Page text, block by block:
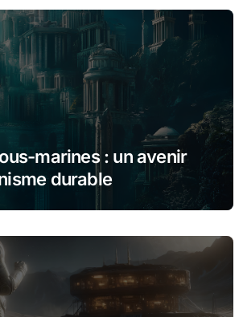
marines : un avenir
durable